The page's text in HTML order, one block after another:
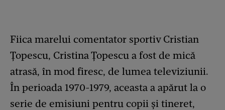
Fiica marelui comentator sportiv Cristian
Țopescu, Cristina Țopescu a fost de mică
atrasă, în mod firesc, de lumea televiziunii.
În perioada 1970-1979, aceasta a apărut la o
serie de emisiuni pentru copii și tineret,